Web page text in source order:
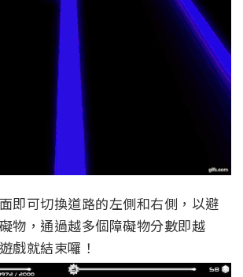
即可切換道路的左側和右側，以避
物，通過越多個障礙物分數即越
戲就結束囉！